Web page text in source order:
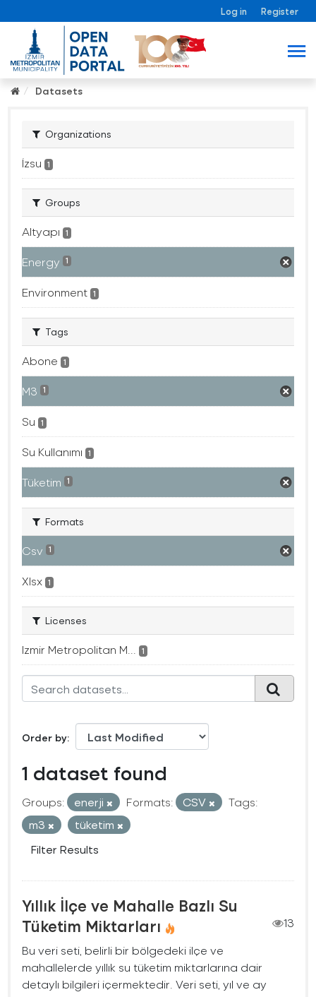
Log in Register
Datasets
Organizations
İzsu 1
Groups
Altyapı 1
Energy 1
Environment 1
Tags
Abone 1
M3 1
Su 1
Su Kullanımı 1
Tüketim 1
Formats
Csv 1
Xlsx 1
Licenses
Izmir Metropolitan M... 1
Order by
1 dataset found
Groups: enerji Formats: CSV
Tags:
m3
tüketim
Filter Results
Yıllık İlçe ve Mahalle Bazlı Su
Tüketim Miktarları
13
Bu veri seti, belirli bir bölgedeki ilçe ve
mahallelerde yıllık su tüketim miktarlarına dair
detaylı bilgileri içermektedir. Veri seti, yıl ve ay